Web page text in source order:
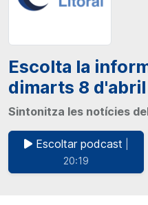
Escolta la
dimarts 8
Sintonitza les notícies
Escoltar podcast
20:19